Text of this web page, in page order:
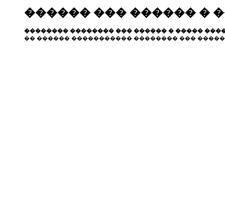
������ ��� ������ �
�������� �������� ��� ������ � �����
�� ������ ����������� �������� ���